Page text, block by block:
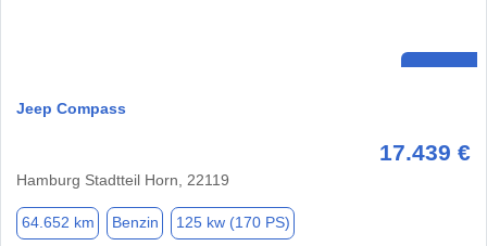
Jeep Compass
17.439 €
Hamburg Stadtteil Horn, 22119
64.652 km Benzin 125 kw (170 PS)